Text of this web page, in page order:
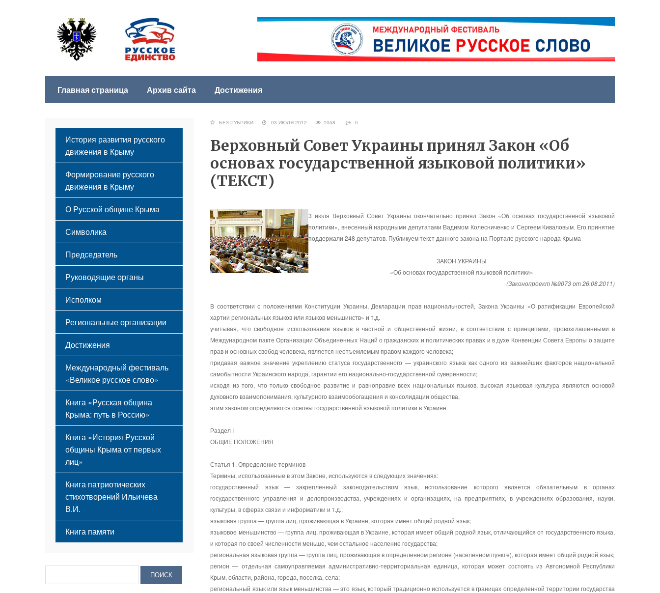
Главная страница Архив сайта Достижения
БЕЗ РУБРИКИ 03 ИЮЛЯ 2012 1058 0
Верховный Совет Украины принял Закон «Об
основах государственной языковой политики»
(ТЕКСТ)
3 июля Верховный Совет Украины окончательно принял Закон «Об основах государственной языковой
политики», внесенный народными депутатами Вадимом Колесниченко и Сергеем Киваловым. Его принятие
поддержали 248 депутатов. Публикуем текст данного закона на Портале русского народа Крыма
ЗАКОН УКРАИНЫ
«Об основах государственной языковой политики»
(Законопроект №9073 от 26.08.2011)
В соответствии с положениями Конституции Украины, Декларации прав национальностей, Закона Украины «О ратификации Европейской
хартии региональных языков или языков меньшинств» и т.д.
учитывая, что свободное использование языков в частной и общественной жизни, в соответствии с принципами, провозглашенными в
Международном пакте Организации Объединенных Наций о гражданских и политических правах и в духе Конвенции Совета Европы о защите
прав и основных свобод человека, является неотъемлемым правом каждого человека;
придавая важное значение укреплению статуса государственного — украинского языка как одного из важнейших факторов национальной
самобытности Украинского народа, гарантии его национально-государственной суверенности;
исходя из того, что только свободное развитие и равноправие всех национальных языков, высокая языковая культура являются основой
духовного взаимопонимания, культурного взаимообогащения и консолидации общества,
этим законом определяются основы государственной языковой политики в Украине.
Раздел І
ОБЩИЕ ПОЛОЖЕНИЯ
Статья 1. Определение терминов
Термины, использованные в этом Законе, используются в следующих значениях:
государственный язык — закрепленный законодательством язык, использование которого является обязательным в органах
государственного управления и делопроизводства, учреждениях и организациях, на предприятиях, в учреждениях образования, науки,
культуры, в сферах связи и информатики и т.д.;
языковая группа — группа лиц, проживающая в Украине, которая имеет общий родной язык;
языковое меньшинство — группа лиц, проживающая в Украине, которая имеет общий родной язык, отличающийся от государственного языка,
и которая по своей численности меньше, чем остальное население государства;
региональная языковая группа — группа лиц, проживающая в определенном регионе (населенном пункте), которая имеет общий родной язык;
регион — отдельная самоуправляемая административно-территориальная единица, которая может состоять из Автономной Республики
Крым, области, района, города, поселка, села;
региональный язык или язык меньшинства — это язык, который традиционно используется в границах определенной территории государства
История развития русского
движения в Крыму
Формирование русского
движения в Крыму
Русский Крым
О Русской общине Крыма
Этапы становления
Принципы деятельности
Структура
Мероприятия
Символика
Флаг
Герб
Гимн
Председатель
Руководящие органы
Исполком
Региональные организации
Достижения
Международный фестиваль
«Великое русское слово»
Книга «Русская община
Крыма: путь в Россию»
Книга «История Русской
общины Крыма от первых
лиц»
Книга патриотических
стихотворений Ильичева
В.И.
Книга памяти